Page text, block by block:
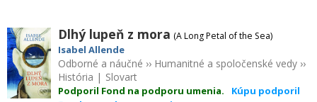
Dlhý lupeň z mora (A Long Petal of the Sea)
Isabel Allende
Odborné a náučné ›› Humanitné a spoločenské vedy››
História | Slovart
Podporil Fond na podporu umenia.
Kúpu podporil